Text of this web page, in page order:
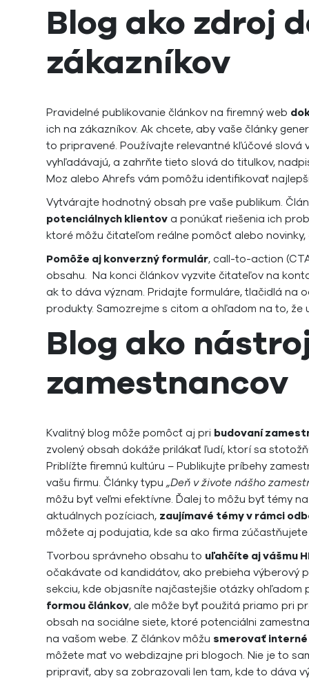
Blog ako zdroj
zákazníkov
Pravidelné publikovanie článkov na firemný web
ich na zákazníkov. Ak chcete, aby vaše články
to pripravené. Používajte relevantné kľúčové slová
vyhľadávajú, a zahrňte tieto slová do titulkov,
Moz alebo Ahrefs vám pomôžu identifikovať
Vytvárajte hodnotný obsah pre vaše publikum.
potenciálnych klientov a ponúkať riešenia ich
ktoré môžu čitateľom reálne pomôcť alebo
Pomôže aj konverzný formulár, call-to-action
obsahu. Na konci článkov vyzvite čitateľov na
ak to dáva význam. Pridajte formuláre, tlačidlá na
produkty. Samozrejme s citom a ohľadom na to,
Blog ako
zamestnancov
Kvalitný blog môže pomôcť aj pri budovaní
zvolený obsah dokáže prilákať ľudí, ktorí sa
Priblížte firemnú kultúru – Publikujte príbehy
vašu firmu. Články typu„Deň v živote nášho
môžu byť veľmi efektívne. Ďalej to môžu byť témy
aktuálnych pozíciach, zaujímavé témy v rámci
môžete aj podujatia, kde sa ako firma
Tvorbou správneho obsahu to uľahčíte aj vášmu
očakávate od kandidátov, ako prebieha výberový
sekciu, kde objasníte najčastejšie otázky
formou článkov, ale môže byť použitá priamo pri
obsah na sociálne siete, ktoré potenciálni
na vašom webe. Z článkov môžu smerovať interné
môžete mať vo webdizajne pri blogoch. Nie je to
pripraviť, aby sa zobrazovali len tam, kde to dáva